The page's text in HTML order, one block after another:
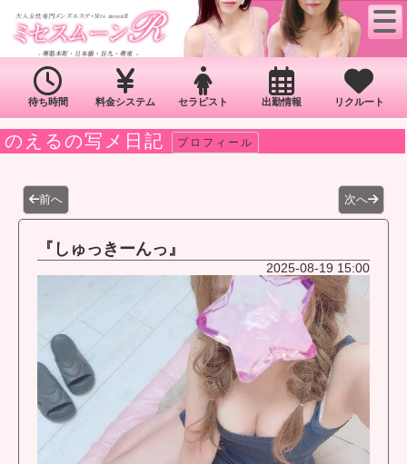
待ち時間 料金システム セラピスト 出勤情報 リクルート
のえるの写メ日記 プロフィール
前へ 次へ
『しゅっきーんっ』
2025-08-19 15:00